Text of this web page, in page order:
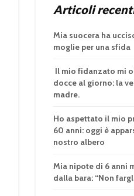
Articoli
Mia suocera ha
moglie per una sfida
Il mio fidanzato mi
docce al giorno: la
madre.
Ho aspettato il mio
60 anni: oggi è
nostro albero
Mia nipote di 6 anni
dalla bara: “Non